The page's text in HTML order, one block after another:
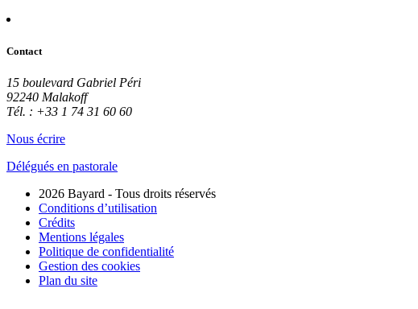
Contact
15 boulevard Gabriel Péri
92240 Malakoff
Tél. : +33 1 74 31 60 60
Nous écrire
Délégués en pastorale
2026 Bayard - Tous droits réservés
Conditions d’utilisation
Crédits
Mentions légales
Politique de confidentialité
Gestion des cookies
Plan du site